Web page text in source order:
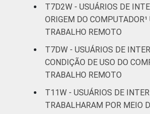
T7D2W - USUÁRIOS DE
ORIGEM DO
TRABALHO REMOTO
T7DW - USUÁRIOS DE
CONDIÇÃO DE USO DO
TRABALHO REMOTO
T11W - USUÁRIOS DE
TRABALHARAM POR MEIO